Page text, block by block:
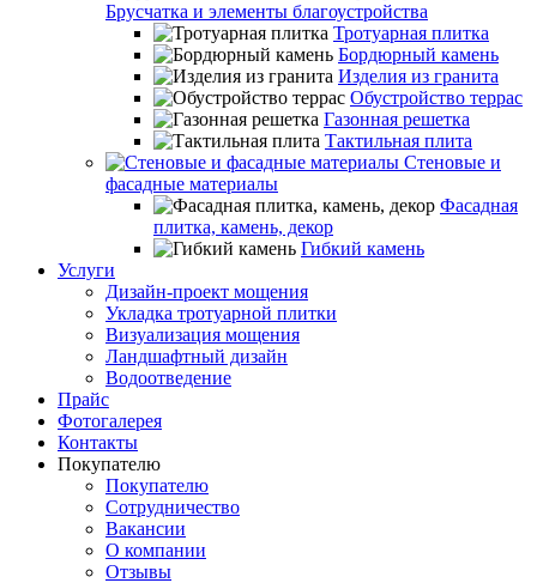
Брусчатка и элементы благоустройства
Тротуарная плитка
Бордюрный камень
Изделия из гранита
Обустройство террас
Газонная решетка
Тактильная плита
Стеновые и
фасадные материалы
Фасадная
плитка, камень, декор
Гибкий камень
Услуги
Дизайн-проект мощения
Укладка тротуарной плитки
Визуализация мощения
Ландшафтный дизайн
Водоотведение
Прайс
Фотогалерея
Контакты
Покупателю
Покупателю
Сотрудничество
Вакансии
О компании
Отзывы